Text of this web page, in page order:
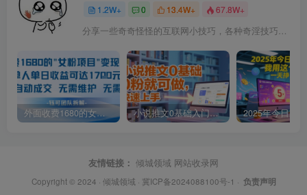
1.2W+ 0 13.4W+ 67.8W+
外面收费1680的女粉项目变现，单人单日收益可达1.7k，全自动成交无需维护 小说推文0基础入门教程，0粉就可做，快速上手
友情链接： 倾城领域 网站收录网
Copyright © 2024 · 倾城领域 · 冀ICP备2024088100号-1 · 负责声明